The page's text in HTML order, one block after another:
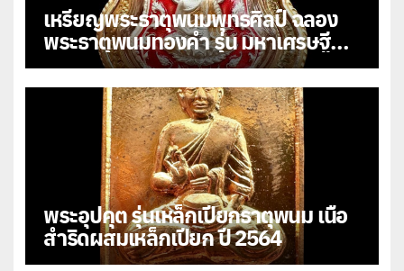
เหรียญพระธาตุพนมพุทธศิลป์ ฉลอง
พระธาตุพนมทองคำ รุ่น มหาเศรษฐี
108
พระอุปคุต รุ่นเหล็กเปียกธาตุพนม เนื้อ
สำริดผสมเหล็กเปียก ปี 2564